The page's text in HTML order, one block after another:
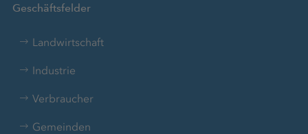
Geschäftsfelder
Landwirtschaft
Industrie
Verbraucher
Gemeinden